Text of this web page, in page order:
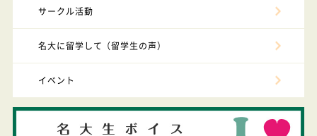
サークル活動
名大に留学して（留学生の声）
イベント